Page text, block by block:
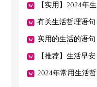
早安心语大集合62
条
【实用】2024年生
活早安心语微信摘
录53条
有关生活哲理语句
集合69句
实用的生活的语句
集合80条
【推荐】生活早安
心语QQ合集55句
2024年常用生活哲